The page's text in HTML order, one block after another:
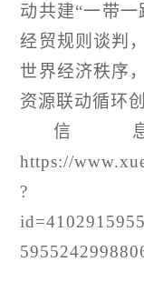
动共建“一带
经贸规则谈判
世界经济秩序
资源联动循环
信
https://
?